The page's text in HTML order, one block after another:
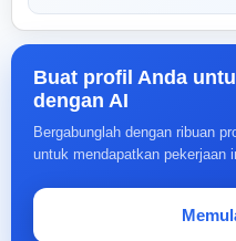
Buat profil Anda
dengan AI
Bergabunglah dengan ribuan
untuk mendapatkan pekerjaan